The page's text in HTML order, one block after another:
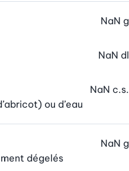
NaN g
NaN dl
ou d’eau
NaN c.s.
dégelés
NaN g